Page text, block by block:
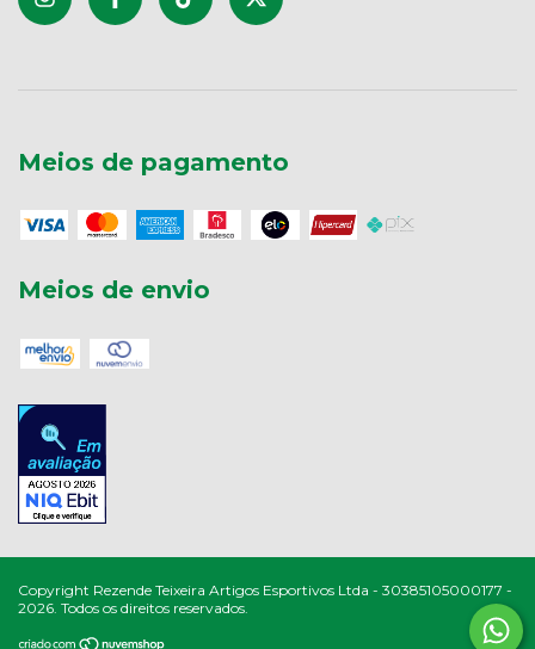
Meios de pagamento
Meios de envio
Copyright Rezende Teixeira Artigos Esportivos Ltda - 30385105000177 -
2026. Todos os direitos reservados.